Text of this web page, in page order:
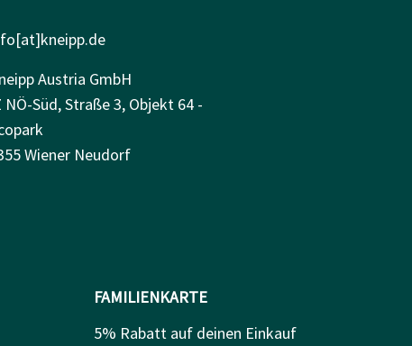
Austria GmbH
NÖ-Süd, Straße 3, Objekt 64 -
Wiener Neudorf
FAMILIENKARTE
5% Rabatt auf deinen Einkauf